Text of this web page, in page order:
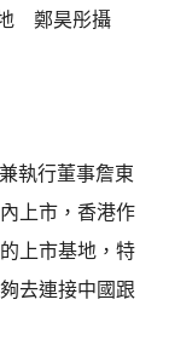
鄭昊彤攝
執行董事詹東
上市，香港作
上市基地，特
去連接中國跟